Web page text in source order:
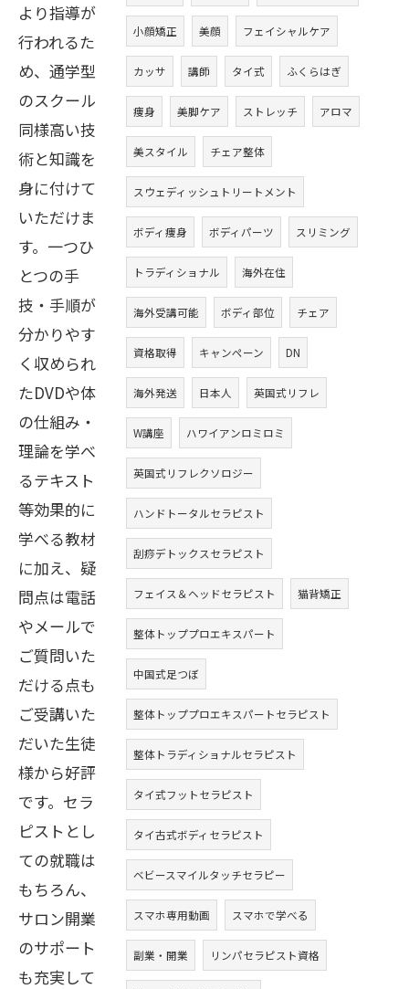
小顔矯正 美顔 フェイシャルケア
カッサ 講師 タイ式 ふくらはぎ
痩身 美脚ケア ストレッチ アロマ
美スタイル チェア整体
スウェディッシュトリートメント
ボディ痩身 ボディパーツ スリミング
トラディショナル 海外在住
海外受講可能 ボディ部位 チェア
資格取得 キャンペーン DN
海外発送 日本人 英国式リフレ
W講座 ハワイアンロミロミ
英国式リフレクソロジー
ハンドトータルセラピスト
刮痧デトックスセラピスト
フェイス＆ヘッドセラピスト 猫背矯正
整体トッププロエキスパート
中国式足つぼ
整体トッププロエキスパートセラピスト
整体トラディショナルセラピスト
タイ式フットセラピスト
タイ古式ボディセラピスト
ベビースマイルタッチセラピー
スマホ専用動画 スマホで学べる
副業・開業 リンパセラピスト資格
より指導が
行われるた
め、通学型
のスクール
同様高い技
術と知識を
身に付けて
いただけま
す。一つひ
とつの手
技・手順が
分かりやす
く収められ
たDVDや体
の仕組み・
理論を学べ
るテキスト
等効果的に
学べる教材
に加え、疑
問点は電話
やメールで
ご質問いた
だける点も
ご受講いた
だいた生徒
様から好評
です。セラ
ピストとし
ての就職は
もちろん、
サロン開業
のサポート
も充実して